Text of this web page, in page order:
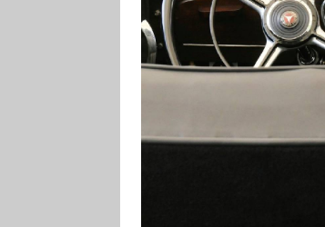
Heydricha. Právě zde
Jan Kubiš a hozenou
dnů později v